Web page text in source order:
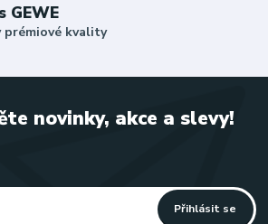
GEWE
prémiové kvality
novinky, akce a slevy!
Přihlásit se